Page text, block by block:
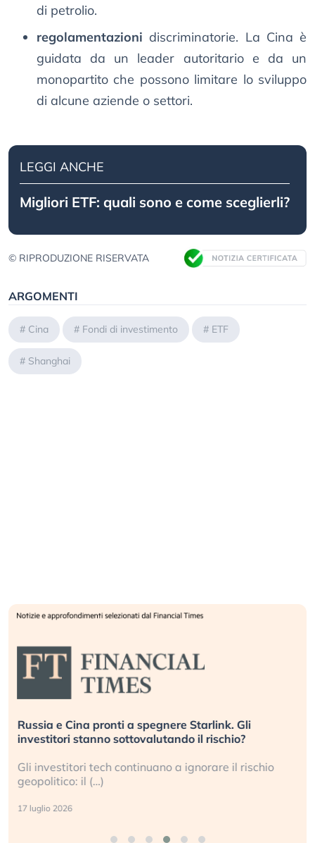
di petrolio.
regolamentazionidiscriminatorie. La Cina è
guidata da un leader autoritario e da un
monopartito che possono limitare lo sviluppo
di alcune aziende o settori.
LEGGI ANCHE
Migliori ETF: quali sono e come sceglierli?
© RIPRODUZIONE RISERVATA
ARGOMENTI
# Cina # Fondi di investimento # ETF
# Shanghai
Russia e Cina pronti a spegnere Starlink. Gli
investitori stanno sottovalutando il rischio?
Gli investitori tech continuano a ignorare il rischio
geopolitico: il (…)
17 luglio 2026